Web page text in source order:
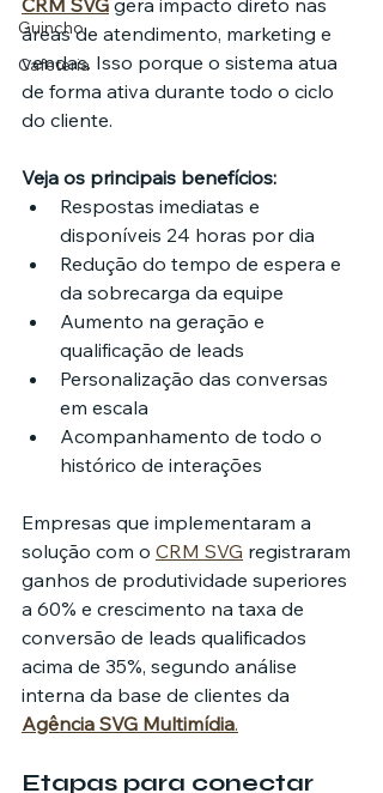
Guincho
Cafeteria
áreas de atendimento, marketing e
vendas. Isso porque o sistema atua
de forma ativa durante todo o ciclo
do cliente.
Veja os principais benefícios:
Respostas imediatas e
disponíveis 24 horas por dia
Redução do tempo de espera e
da sobrecarga da equipe
Aumento na geração e
qualificação de leads
Personalização das conversas
em escala
Acompanhamento de todo o
histórico de interações
Empresas que implementaram a
solução com o CRM SVG registraram
ganhos de produtividade superiores
a 60% e crescimento na taxa de
conversão de leads qualificados
acima de 35%, segundo análise
interna da base de clientes da
Agência SVG Multimídia.
Etapas para conectar